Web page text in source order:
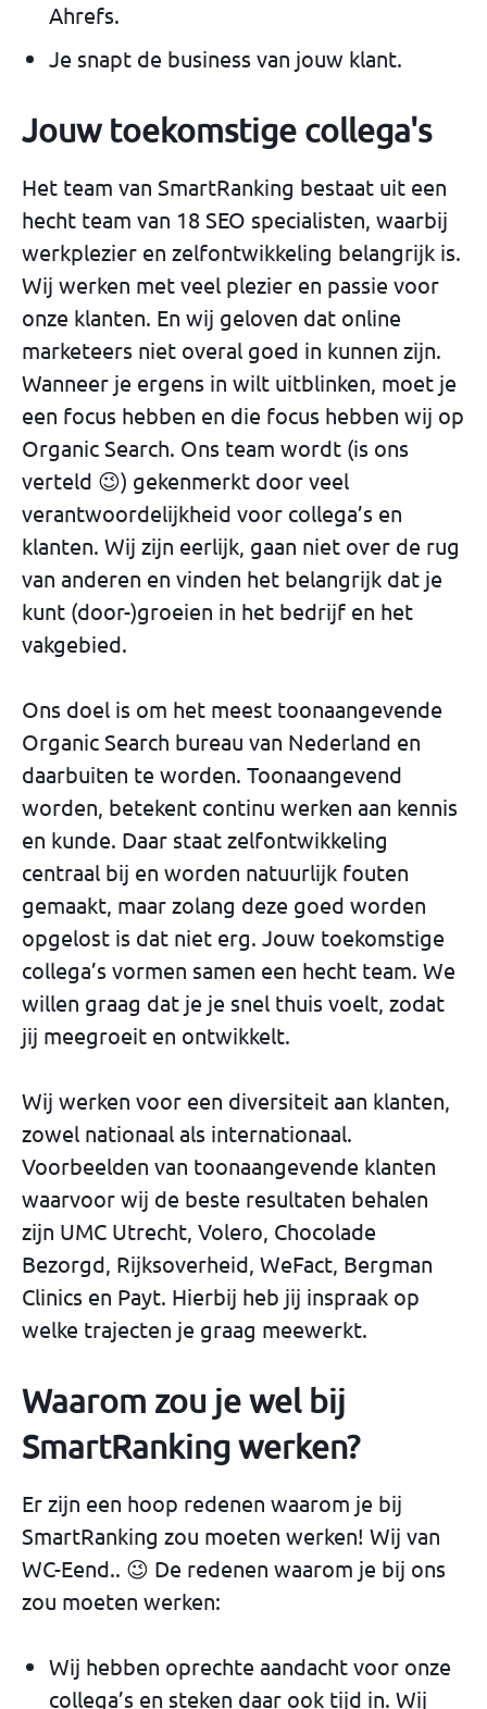
Ahrefs.
Je snapt de business van jouw klant.
Jouw toekomstige collega's
Het team van SmartRanking bestaat uit een
hecht team van 18 SEO specialisten, waarbij
werkplezier en zelfontwikkeling belangrijk is.
Wij werken met veel plezier en passie voor
onze klanten. En wij geloven dat online
marketeers niet overal goed in kunnen zijn.
Wanneer je ergens in wilt uitblinken, moet je
een focus hebben en die focus hebben wij op
Organic Search. Ons team wordt (is ons
verteld 😉) gekenmerkt door veel
verantwoordelijkheid voor collega’s en
klanten. Wij zijn eerlijk, gaan niet over de rug
van anderen en vinden het belangrijk dat je
kunt (door-)groeien in het bedrijf en het
vakgebied.
Ons doel is om het meest toonaangevende
Organic Search bureau van Nederland en
daarbuiten te worden. Toonaangevend
worden, betekent continu werken aan kennis
en kunde. Daar staat zelfontwikkeling
centraal bij en worden natuurlijk fouten
gemaakt, maar zolang deze goed worden
opgelost is dat niet erg. Jouw toekomstige
collega’s vormen samen een hecht team. We
willen graag dat je je snel thuis voelt, zodat
jij meegroeit en ontwikkelt.
Wij werken voor een diversiteit aan klanten,
zowel nationaal als internationaal.
Voorbeelden van toonaangevende klanten
waarvoor wij de beste resultaten behalen
zijn UMC Utrecht, Volero, Chocolade
Bezorgd, Rijksoverheid, WeFact, Bergman
Clinics en Payt. Hierbij heb jij inspraak op
welke trajecten je graag meewerkt.
Waarom zou je wel bij
SmartRanking werken?
Er zijn een hoop redenen waarom je bij
SmartRanking zou moeten werken! Wij van
WC-Eend.. 😉 De redenen waarom je bij ons
zou moeten werken:
Wij hebben oprechte aandacht voor onze
collega’s en steken daar ook tijd in. Wij